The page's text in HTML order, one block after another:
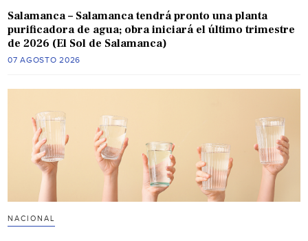
Salamanca – Salamanca tendrá pronto una planta
purificadora de agua; obra iniciará el último trimestre
de 2026 (El Sol de Salamanca)
07 AGOSTO 2026
NACIONAL